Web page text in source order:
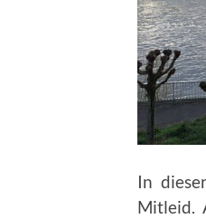
In
Mitleid.